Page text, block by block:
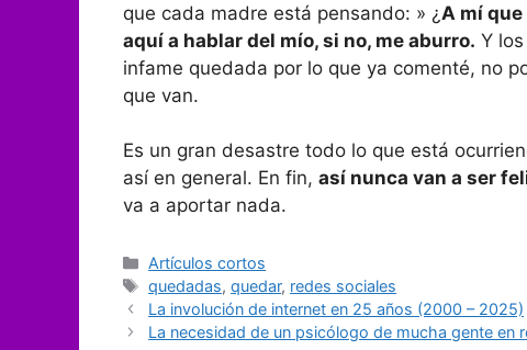
que cada madre está pensando: » ¿ A mí
aquí a hablar del mío, si no, me aburro. Y
infame quedada por lo que ya comenté, no
que van.
Es un gran desastre todo lo que está
así en general. En fin, así nunca van a ser
va a aportar nada.
Categorías
Artículos cortos
Etiquetas
quedadas,quedar, redes sociales
La involución de internet en 25 años (2000 – 2025)
La necesidad de un psicólogo de mucha gente en